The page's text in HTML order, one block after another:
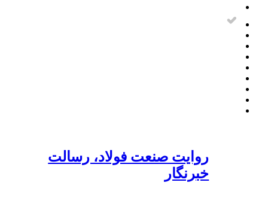
روایت صنعت فولاد،‌ رسالت
خبرنگار